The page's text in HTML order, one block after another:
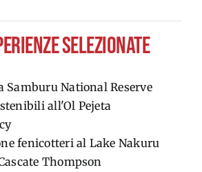
SELEZIONATE
Samburu National Reserve
all'Ol Pejeta
fenicotteri al Lake Nakuru
Thompson